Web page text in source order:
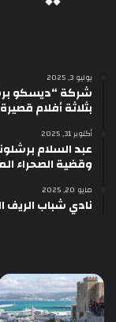
يوليو 3, 2025
شركة “ديسكو
بثلاثة أفلام
أكتوبر 31, 2025
عبد السلام
وقضية الصحراء
مايو 20, 2025
نادي شباب الريف